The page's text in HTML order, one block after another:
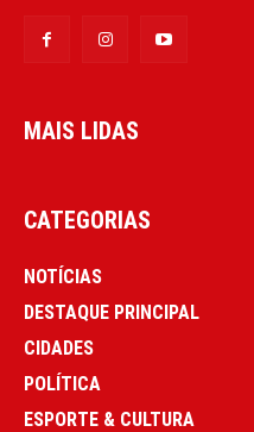
MAIS LIDAS
CATEGORIAS
NOTÍCIAS
DESTAQUE PRINCIPAL
CIDADES
POLÍTICA
ESPORTE & CULTURA